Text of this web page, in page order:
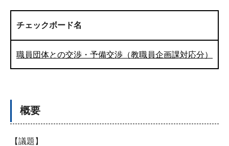
チェックボード名
職員団体との交渉・予備交渉（教職員企画課対応分）
概要
【議題】